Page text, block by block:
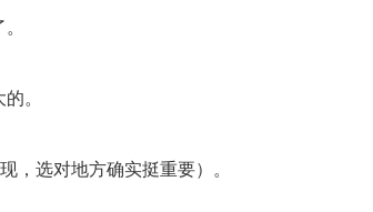
。
，选对地方确实挺重要）。